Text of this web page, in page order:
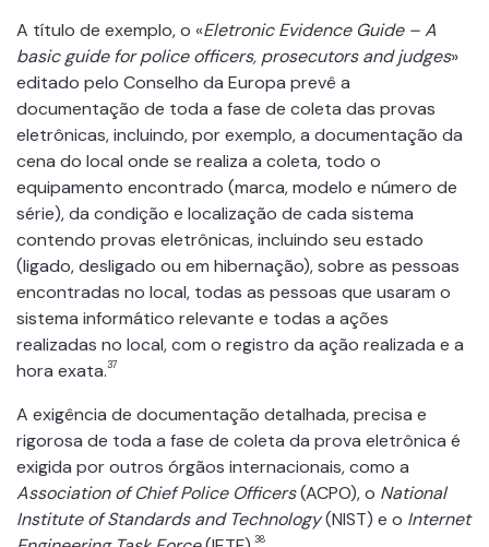
A título de exemplo, o «Eletronic Evidence Guide – A
basic guide for police officers, prosecutors and judges»
editado pelo Conselho da Europa prevê a
documentação de toda a fase de coleta das provas
eletrônicas, incluindo, por exemplo, a documentação da
cena do local onde se realiza a coleta, todo o
equipamento encontrado (marca, modelo e número de
série), da condição e localização de cada sistema
contendo provas eletrônicas, incluindo seu estado
(ligado, desligado ou em hibernação), sobre as pessoas
encontradas no local, todas as pessoas que usaram o
sistema informático relevante e todas a ações
realizadas no local, com o registro da ação realizada e a
hora exata.37
A exigência de documentação detalhada, precisa e
rigorosa de toda a fase de coleta da prova eletrônica é
exigida por outros órgãos internacionais, como a
Association of Chief Police Officers(ACPO), o National
Institute of Standards and Technology(NIST) e o Internet
38